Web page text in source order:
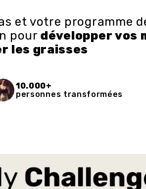
et votre programme
pourdévelopper vos
les graisses
10.000+
personnes transformées